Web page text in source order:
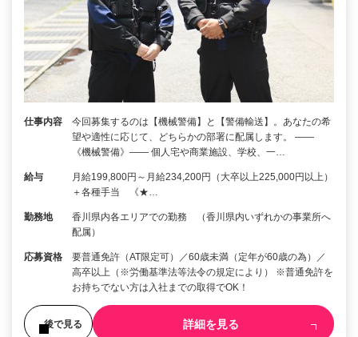
仕事内容
今回募集するのは【機械警備】と【警備輸送】。あなたの希
望や適性に応じて、どちらかの部署に配属します。 ――
《機械警備》―― 個人宅や商業施設、学校、一…
給与
月給199,800円～月給234,200円（大卒以上225,000円以上）
＋各種手当 《★…
勤務地
香川県内各エリアでの勤務 （香川県内いずれかの事業所へ
配属）
応募資格
要普通免許（AT限定可）／60歳未満（定年が60歳の為）／
高卒以上（※労働基準法等法令の規定により） ※普通免許を
お持ちでない方は入社までの取得でOK！
後で見る 詳細を見る